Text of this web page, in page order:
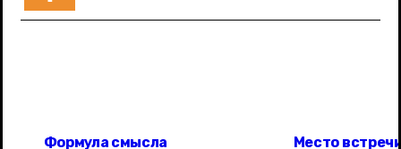
Формула смысла Место